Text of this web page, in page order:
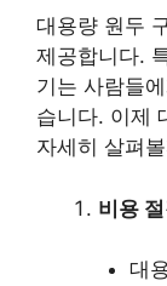
대용량 원두
제공합니다.
기는 사람들
습니다. 이제
자세히 살펴
비용
대